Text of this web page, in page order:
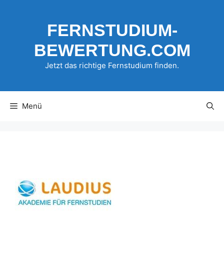
FERNSTUDIUM-
BEWERTUNG.COM
Jetzt das richtige Fernstudium finden.
Menü